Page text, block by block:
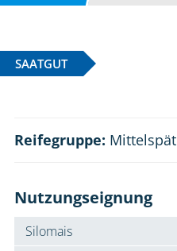
SAATGUT
Reifegruppe: Mittelspät
Nutzungseignung
Silomais